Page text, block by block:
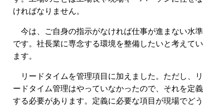
ければなりません。
今は、ご自身の指示がなければ仕事が進まない水準
です。社長業に専念する環境を整備したいと考えてい
ます。
リードタイムを管理項目に加えました。ただし、リ
ードタイム管理はやっていなかったので、それを定義
する必要があります。定義に必要な項目が現場でどう